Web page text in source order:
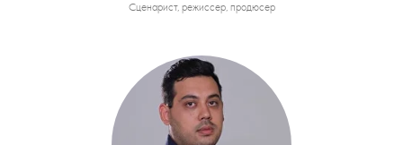
Сценарист, режиссер, продюсер